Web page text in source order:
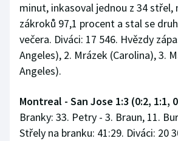
minut, inkasoval jednou z 34 střel,
zákroků 97,1 procent a stal se
večera. Diváci: 17 546. Hvězdy
Angeles), 2. Mrázek (Carolina), 3.
Angeles).
Montreal - San Jose 1:3 (0:2, 1:1,
Branky: 33. Petry - 3. Braun, 11.
Střely na branku: 41:29. Diváci: 20